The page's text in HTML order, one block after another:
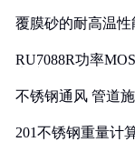
覆膜砂的耐高温性
RU7088R功率
不锈钢通风 管道
201不锈钢重量计